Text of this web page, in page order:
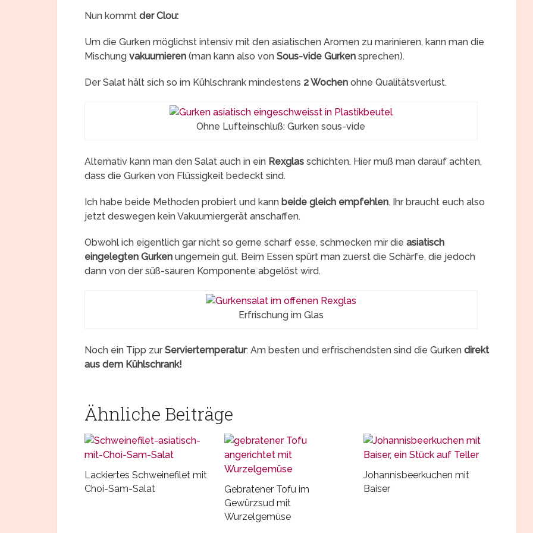
Nun kommt der Clou:
Um die Gurken möglichst intensiv mit den asiatischen Aromen zu marinieren, kann man die
Mischung vakuumieren (man kann also von Sous-vide Gurken sprechen).
Der Salat hält sich so im Kühlschrank mindestens 2 Wochen ohne Qualitätsverlust.
Ohne Lufteinschluß: Gurken sous-vide
Alternativ kann man den Salat auch in ein Rexglas schichten. Hier muß man darauf achten,
dass die Gurken von Flüssigkeit bedeckt sind.
Ich habe beide Methoden probiert und kann beide gleich empfehlen. Ihr braucht euch also
jetzt deswegen kein Vakuumiergerät anschaffen.
Obwohl ich eigentlich gar nicht so gerne scharf esse, schmecken mir die asiatisch
eingelegten Gurken ungemein gut. Beim Essen spürt man zuerst die Schärfe, die jedoch
dann von der süß-sauren Komponente abgelöst wird.
Erfrischung im Glas
Noch ein Tipp zur Serviertemperatur: Am besten und erfrischendsten sind die Gurken direkt
aus dem Kühlschrank!
Ähnliche Beiträge
Lackiertes Schweinefilet mit
Choi-Sam-Salat
Gebratener Tofu im
Gewürzsud mit
Wurzelgemüse
Johannisbeerkuchen mit
Baiser